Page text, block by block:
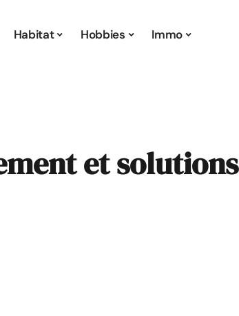
Habitat Hobbies Immo
et solutions